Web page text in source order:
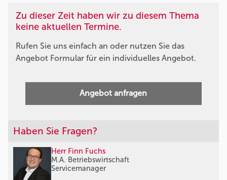
Zu dieser Zeit haben wir zu diesem Thema
keine aktuellen Termine.
Rufen Sie uns einfach an oder nutzen Sie das
Angebot Formular für ein individuelles Angebot.
Angebot anfragen
Haben Sie Fragen?
Herr Finn Fuchs
M.A. Betriebswirtschaft
Servicemanager